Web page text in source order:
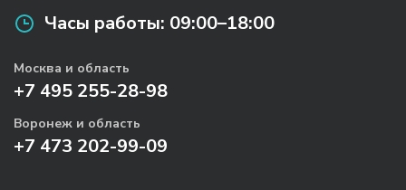
Часы работы: 09:00–18:00
Москва и область
+7 495 255-28-98
Воронеж и область
+7 473 202-99-09